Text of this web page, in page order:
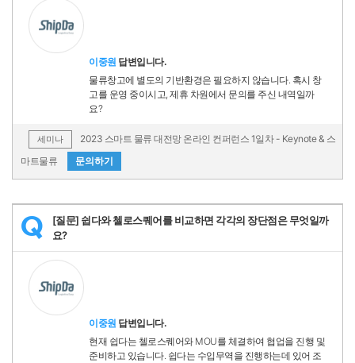
이중원 답변입니다.
물류창고에 별도의 기반환경은 필요하지 않습니다. 혹시 창
고를 운영 중이시고, 제휴 차원에서 문의를 주신 내역일까
요?
세미나
2023 스마트 물류 대전망 온라인 컨퍼런스 1일차 - Keynote & 스
마트물류
문의하기
Q
[질문] 쉽다와 첼로스퀘어를 비교하면 각각의 장단점은 무엇일까
요?
이중원 답변입니다.
현재 쉽다는 첼로스퀘어와 MOU를 체결하여 협업을 진행 및
준비하고 있습니다. 쉽다는 수입무역을 진행하는데 있어 조